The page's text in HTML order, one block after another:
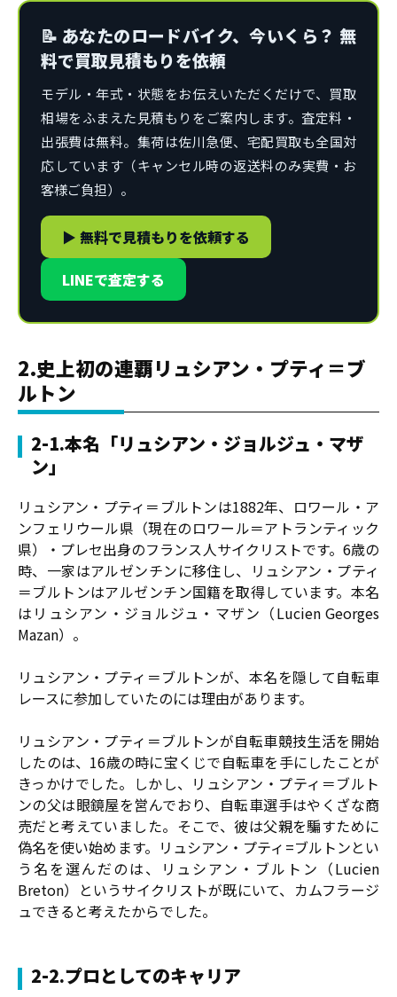
📝 あなたのロードバイク、今いくら？ 無
料で買取見積もりを依頼
モデル・年式・状態をお伝えいただくだけで、買取
相場をふまえた見積もりをご案内します。査定料・
出張費は無料。集荷は佐川急便、宅配買取も全国対
応しています（キャンセル時の返送料のみ実費・お
客様ご負担）。
▶ 無料で見積もりを依頼する
LINEで査定する
2.史上初の連覇リュシアン・プティ＝ブ
ルトン
2-1.本名「リュシアン・ジョルジュ・マザ
ン」
リュシアン・プティ＝ブルトンは1882年、ロワール・ア
ンフェリウール県（現在のロワール＝アトランティック
県）・プレセ出身のフランス人サイクリストです。6歳の
時、一家はアルゼンチンに移住し、リュシアン・プティ
＝ブルトンはアルゼンチン国籍を取得しています。本名
はリュシアン・ジョルジュ・マザン（Lucien Georges
Mazan）。
リュシアン・プティ＝ブルトンが、本名を隠して自転車
レースに参加していたのには理由があります。
リュシアン・プティ＝ブルトンが自転車競技生活を開始
したのは、16歳の時に宝くじで自転車を手にしたことが
きっかけでした。しかし、リュシアン・プティ＝ブルト
ンの父は眼鏡屋を営んでおり、自転車選手はやくざな商
売だと考えていました。そこで、彼は父親を騙すために
偽名を使い始めます。リュシアン・プティ=ブルトンとい
う名を選んだのは、リュシアン・ブルトン（Lucien
Breton）というサイクリストが既にいて、カムフラージ
ュできると考えたからでした。
2-2.プロとしてのキャリア